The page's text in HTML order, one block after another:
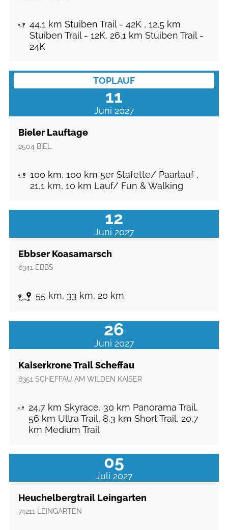
44,1 km Stuiben Trail - 42K , 12,5 km
Stuiben Trail - 12K, 26,1 km Stuiben Trail -
24K
TOPLAUF
11
Juni 2027
Bieler Lauftage
2504 BIEL
100 km, 100 km 5er Stafette/ Paarlauf ,
21,1 km, 10 km Lauf/ Fun & Walking
12
Juni 2027
Ebbser Koasamarsch
6341 EBBS
55 km, 33 km, 20 km
26
Juni 2027
Kaiserkrone Trail Scheffau
6351 SCHEFFAU AM WILDEN KAISER
24,7 km Skyrace, 30 km Panorama Trail,
56 km Ultra Trail, 8,3 km Short Trail, 20,7
km Medium Trail
05
Juli 2027
Heuchelbergtrail Leingarten
74211 LEINGARTEN